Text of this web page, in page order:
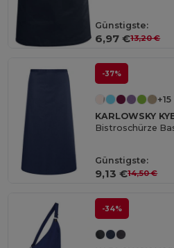
Günstigste:
6,97 €13,20 €
-37%
+15
KARLOWSKY
Bistroschürze
Günstigste:
9,13 €14,50 €
-34%